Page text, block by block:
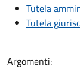
Tutela
Tutela
Argomenti: